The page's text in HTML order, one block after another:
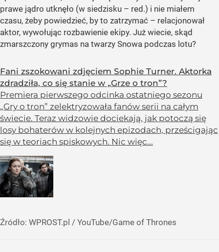
prawe jądro utknęło (w siedzisku – red.) i nie miałem
czasu, żeby powiedzieć, by to zatrzymać – relacjonował
aktor, wywołując rozbawienie ekipy. Już wiecie, skąd
zmarszczony grymas na twarzy Snowa podczas lotu?
Fani zszokowani zdjęciem Sophie Turner. Aktorka
zdradziła, co się stanie w „Grze o tron”?
Premiera pierwszego odcinka ostatniego sezonu
„Gry o tron” zelektryzowała fanów serii na całym
świecie. Teraz widzowie dociekają, jak potoczą się
losy bohaterów w kolejnych epizodach, prześcigając
się w teoriach spiskowych. Nic więc...
Źródło: WPROST.pl / YouTube/Game of Thrones